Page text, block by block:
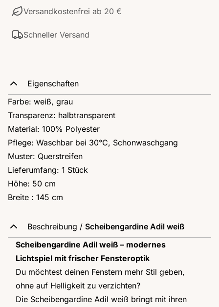
Versandkostenfrei ab 20 €
Schneller Versand
Eigenschaften
Farbe: weiß, grau
Transparenz: halbtransparent
Material: 100% Polyester
Pflege: Waschbar bei 30°C, Schonwaschgang
Muster: Querstreifen
Lieferumfang: 1 Stück
Höhe: 50 cm
Breite : 145 cm
Beschreibung / Scheibengardine Adil weiß
Scheibengardine Adil weiß – modernes
Lichtspiel mit frischer Fensteroptik
Du möchtest deinen Fenstern mehr Stil geben,
ohne auf Helligkeit zu verzichten?
Die Scheibengardine Adil weiß bringt mit ihren